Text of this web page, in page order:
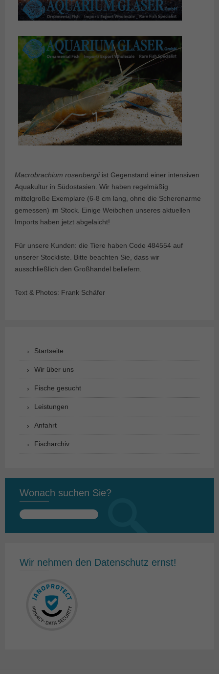
Macrobrachium rosenbergiiist Gegenstand einer intensiven
Aquakultur in Südostasien. Wir haben regelmäßig
mittelgroße Exemplare (6-8 cm lang, ohne die Scherenarme
gemessen) im Stock. Einige Weibchen unseres aktuellen
Imports haben jetzt abgelaicht!
Für unsere Kunden: die Tiere haben Code 484554 auf
unserer Stockliste. Bitte beachten Sie, dass wir
ausschließlich den Großhandel beliefern.
Text & Photos: Frank Schäfer
Startseite
Wir über uns
Fische gesucht
Leistungen
Anfahrt
Fischarchiv
Wonach suchen Sie?
Suchen
Wir nehmen den Datenschutz ernst!